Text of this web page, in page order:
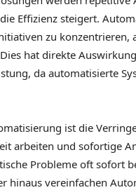
Effizienz steigert.
zu konzentrieren,
hat direkte
da automatisierte
ist die
arbeiten und sofortige
Probleme oft sofort
hinaus vereinfachen